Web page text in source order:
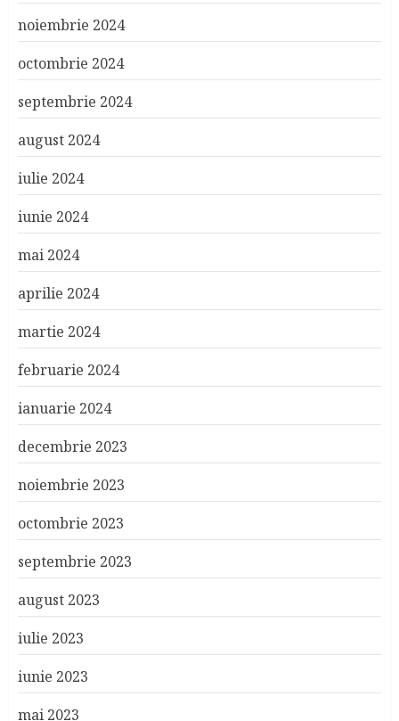
noiembrie 2024
octombrie 2024
septembrie 2024
august 2024
iulie 2024
iunie 2024
mai 2024
aprilie 2024
martie 2024
februarie 2024
ianuarie 2024
decembrie 2023
noiembrie 2023
octombrie 2023
septembrie 2023
august 2023
iulie 2023
iunie 2023
mai 2023